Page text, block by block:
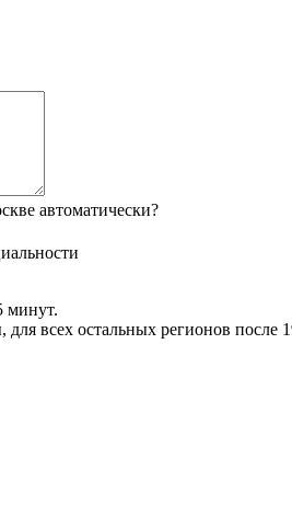
автоматически?
минут.
всех остальных регионов после